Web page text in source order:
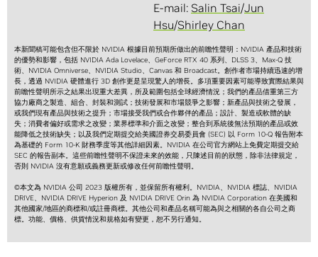
E-mail: Salin Tsai/Jun
Hsu/Shirley Chan
本新聞稿可能包含但不限於 NVIDIA 根據目前預期所做出的前瞻性聲明：NVIDIA 產品和技術
的優勢和影響，包括 NVIDIA Ada Lovelace、GeForce RTX 40 系列、DLSS 3、Max-Q 技
術、NVIDIA Omniverse、NVIDIA Studio、Canvas 和 Broadcast。創作者市場持續迅速的增
長，透過 NVIDIA 硬體進行 3D 創作更是呈現驚人的增長。多項重要因素可能導致實際結果與
前瞻性聲明所示之結果出現重大差異，所及範圍包括全球經濟情況；我們的產品借重第三方
協力廠商之製造、組合、封裝和測試；技術發展和市場競爭之影響；新產品與技術之發展，
或我們現有產品與技術之提升；市場接受我們或合作夥伴的產品；設計、製造或軟體的缺
失；消費者偏好或需求之改變；業界標準和介面之改變；整合到系統後無法預期的產品或效
能降低之技術缺失；以及我們定期提交給美國證券交易委員會 (SEC) 以 Form 10-Q 報告附本
為基礎的 Form 10-K 財務季度等其他詳細因素。NVIDIA 在公司官方網站上免費定期提交給
SEC 的報告副本。這些前瞻性聲明不保證未來的效能，只陳述目前的狀態，除非法律規定，
否則 NVIDIA 沒有意願或義務更新或修改任何前瞻性聲明。
©本文為 NVIDIA 公司 2023 版權所有，並保留所有權利。NVIDIA、NVIDIA 標誌、NVIDIA
DRIVE、NVIDIA DRIVE Hyperion 及 NVIDIA DRIVE Orin 為 NVIDIA Corporation 在美國和
其他國家/地區的商標和/或註冊商標。其他公司和產品名稱可能為與之相關的各自公司之商
標。功能、價格、供貨情況和規格如有變更，恕不另行通知。